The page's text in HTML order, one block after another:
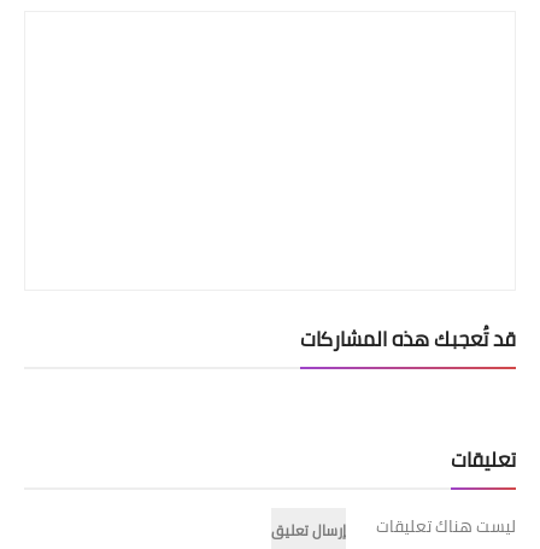
قد تُعجبك هذه المشاركات
تعليقات
ليست هناك تعليقات
إرسال تعليق